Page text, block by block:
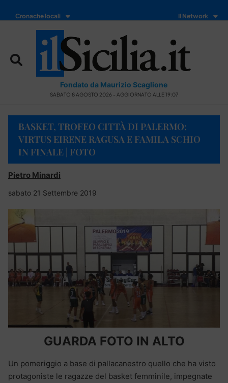
Cronache locali Il Network
Fondato da Maurizio Scaglione
SABATO 8 AGOSTO 2026 - AGGIORNATO ALLE 19:07
BASKET, TROFEO CITTÀ DI PALERMO:
VIRTUS EIRENE RAGUSA E FAMILA SCHIO
IN FINALE | FOTO
Pietro Minardi
sabato 21 Settembre 2019
GUARDA FOTO IN ALTO
Un pomeriggio a base di pallacanestro quello che ha visto
protagoniste le ragazze del basket femminile, impegnate